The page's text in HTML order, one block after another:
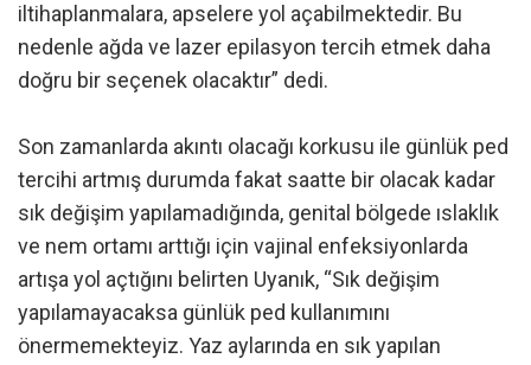
iltihaplanmalara, apselere yol açabilmektedir. Bu
nedenle ağda ve lazer epilasyon tercih etmek daha
doğru bir seçenek olacaktır” dedi.
Son zamanlarda akıntı olacağı korkusu ile günlük ped
tercihi artmış durumda fakat saatte bir olacak kadar
sık değişim yapılamadığında, genital bölgede ıslaklık
ve nem ortamı arttığı için vajinal enfeksiyonlarda
artışa yol açtığını belirten Uyanık, “Sık değişim
yapılamayacaksa günlük ped kullanımını
önermemekteyiz. Yaz aylarında en sık yapılan